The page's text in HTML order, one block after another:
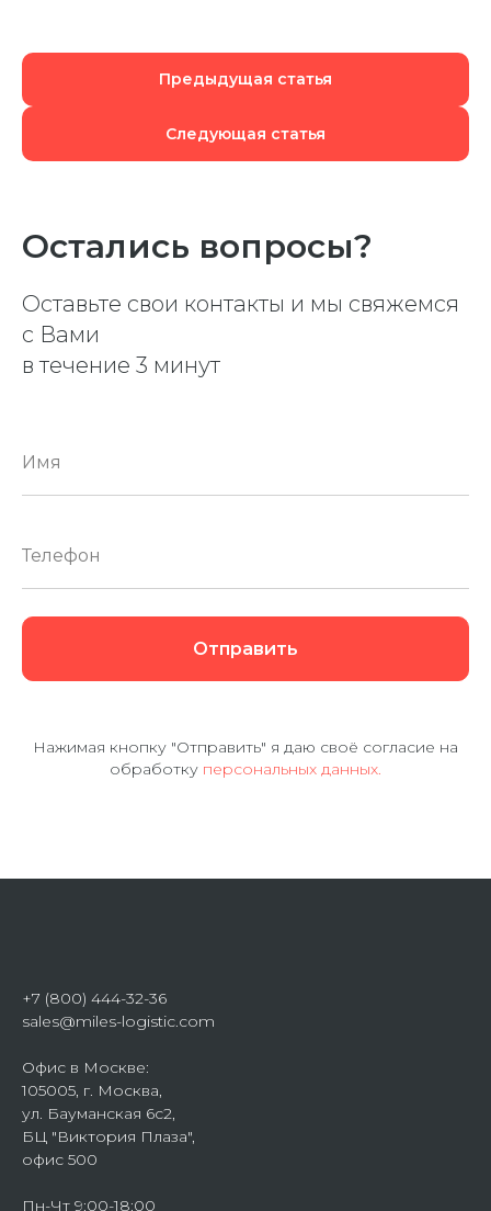
Предыдущая статья
Следующая статья
Остались вопросы?
Оставьте свои контакты и мы свяжемся
с Вами
в течение 3 минут
Отправить
Нажимая кнопку "Отправить" я даю своё согласие на
обработку персональных данных.
+7 (800) 444-32-36
sales@miles-logistic.com
Офис в Москве:
105005, г. Москва,
ул. Бауманская 6с2,
БЦ "Виктория Плаза",
офис 500
Пн-Чт 9:00-18:00